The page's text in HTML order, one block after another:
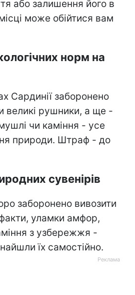
або залишення його в
може обійтися вам
норм на
Сардинії заборонено
великі рушники, а ще -
чи каміння - усе
природи. Штраф - до
сувенірів
заборонено вивозити
уламки амфор,
з узбережжя -
їх самостійно.